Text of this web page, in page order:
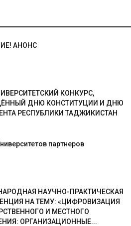
АНОНС
КОНКУРС,
ДНЮ КОНСТИТУЦИИ И ДНЮ
РЕСПУБЛИКИ ТАДЖИКИСТАН
партнеров
НАУЧНО-ПРАКТИЧЕСКАЯ
НА ТЕМУ: «ЦИФРОВИЗАЦИЯ
И МЕСТНОГО
ОРГАНИЗАЦИОННЫЕ...